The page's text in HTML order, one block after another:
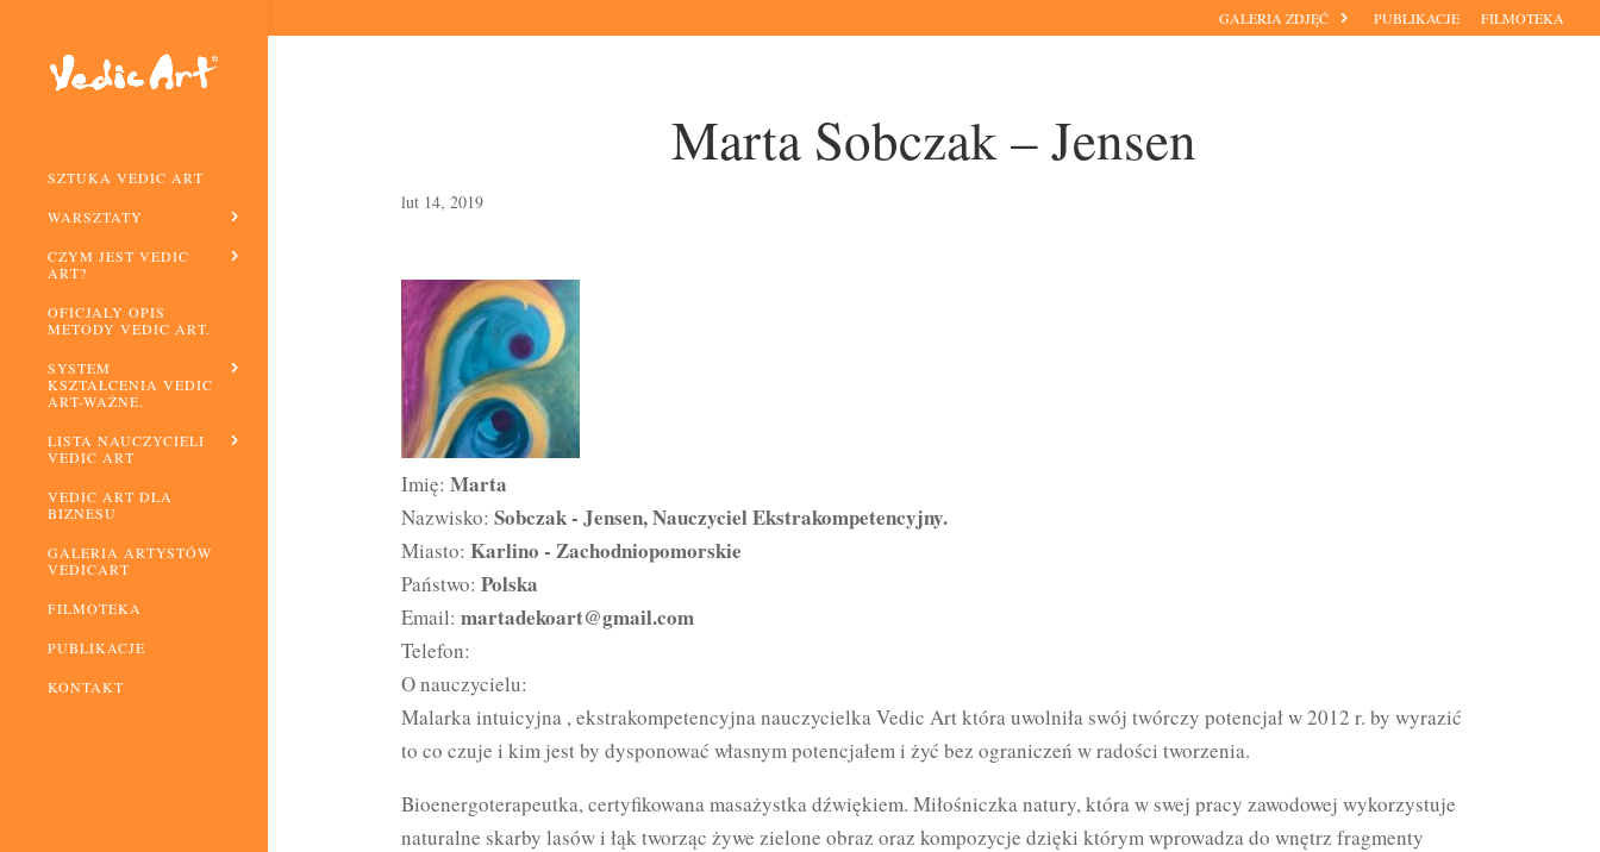
GALERIA ZDJĘĆ PUBLIKACJE FILMOTEKA
SZTUKA VEDIC ART
WARSZTATY
CZYM JEST VEDIC
ART?
OFICJALY OPIS
METODY VEDIC ART.
SYSTEM
KSZTAŁCENIA VEDIC
ART-WAŻNE.
LISTA NAUCZYCIELI
VEDIC ART
VEDIC ART DLA
BIZNESU
GALERIA ARTYSTÓW
VEDICART
FILMOTEKA
PUBLIKACJE
KONTAKT
Marta Sobczak – Jensen
lut 14, 2019
Imię: Marta
Nazwisko: Sobczak - Jensen, Nauczyciel Ekstrakompetencyjny.
Miasto: Karlino - Zachodniopomorskie
Państwo: Polska
Email: martadekoart@gmail.com
Telefon:
O nauczycielu:
Malarka intuicyjna , ekstrakompetencyjna nauczycielka Vedic Art która uwolniła swój twórczy potencjał w 2012 r. by wyrazić
to co czuje i kim jest by dysponować własnym potencjałem i żyć bez ograniczeń w radości tworzenia.
Bioenergoterapeutka, certyfikowana masażystka dźwiękiem. Miłośniczka natury, która w swej pracy zawodowej wykorzystuje
naturalne skarby lasów i łąk tworząc żywe zielone obraz oraz kompozycje dzięki którym wprowadza do wnętrz fragmenty